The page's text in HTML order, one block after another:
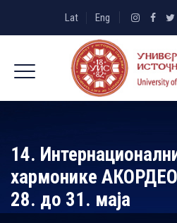
Lat Eng
14.
хармонике
28. до 31. маја